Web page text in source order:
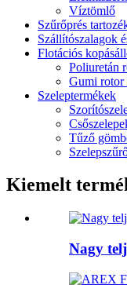
Víztömlő
Szűrőprés
Szállítószalagok
Flotációs
Poliuretán
Gumi rotor
Szeleptermékek
Tűző
Kiemelt
Nagy